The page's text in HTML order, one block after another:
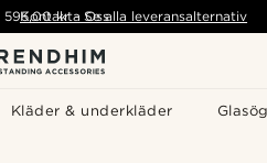
Kläder & underkläder
595,00 kr - Se alla leveransalternativ
Kontakta Oss